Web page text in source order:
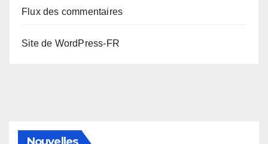
Flux des commentaires
Site de WordPress-FR